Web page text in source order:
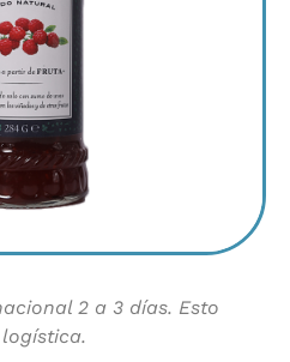
2 a 3 días. Esto